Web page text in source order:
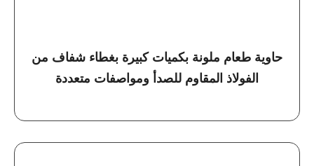
حاوية طعام ملونة بكميات كبيرة بغطاء شفاف من
الفولاذ المقاوم للصدأ ومواصفات متعددة